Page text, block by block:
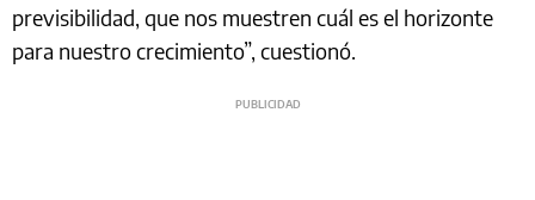
previsibilidad, que nos muestren cuál es el horizonte
para nuestro crecimiento”, cuestionó.